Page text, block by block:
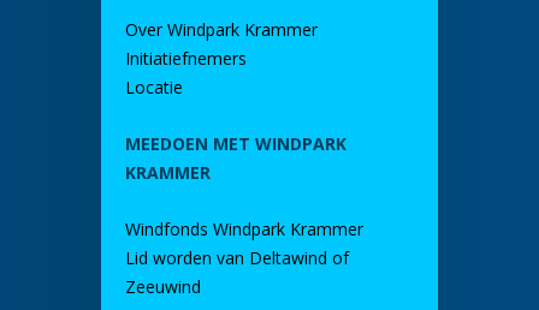
Over Windpark Krammer
Initiatiefnemers
Locatie
MEEDOEN MET WINDPARK
KRAMMER
Windfonds Windpark Krammer
Lid worden van Deltawind of
Zeeuwind